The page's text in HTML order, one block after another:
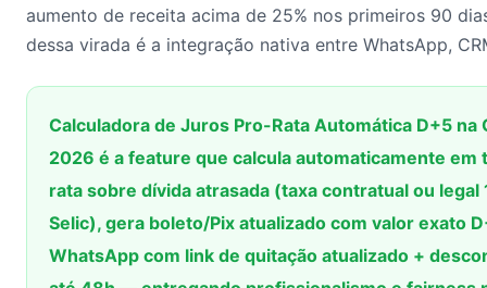
aumento de receita acima de 25% nos primeiros 90
dessa virada é a integração nativa entre WhatsApp,
Calculadora de Juros Pro-Rata Automática D+5 na
2026 é a feature que calcula automaticamente
rata sobre dívida atrasada (taxa contratual ou legal
Selic), gera boleto/Pix atualizado com valor exato
WhatsApp com link de quitação atualizado +